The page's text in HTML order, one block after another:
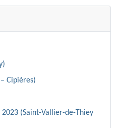
Cipières)
(Saint-Vallier-de-Thiey